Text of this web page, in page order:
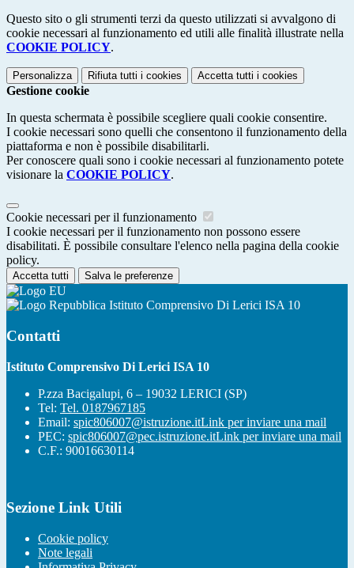
Questo sito o gli strumenti terzi da questo utilizzati si avvalgono di
cookie necessari al funzionamento ed utili alle finalità illustrate nella
COOKIE POLICY.
Personalizza Rifiuta tutti i cookies Accetta tutti i cookies
Gestione cookie
In questa schermata è possibile scegliere quali cookie consentire.
I cookie necessari sono quelli che consentono il funzionamento della
piattaforma e non è possibile disabilitarli.
Per conoscere quali sono i cookie necessari al funzionamento potete
visionare la COOKIE POLICY.
Cookie necessari per il funzionamento
I cookie necessari per il funzionamento non possono essere
disabilitati. È possibile consultare l'elenco nella pagina della cookie
policy.
Accetta tutti Salva le preferenze
Istituto Comprensivo Di Lerici ISA 10
Contatti
Istituto Comprensivo Di Lerici ISA 10
P.zza Bacigalupi, 6 – 19032 LERICI (SP)
Tel: Tel. 0187967185
Email: spic806007@istruzione.itLink per inviare una mail
PEC: spic806007@pec.istruzione.itLink per inviare una mail
C.F.: 90016630114
Sezione Link Utili
Cookie policy
Note legali